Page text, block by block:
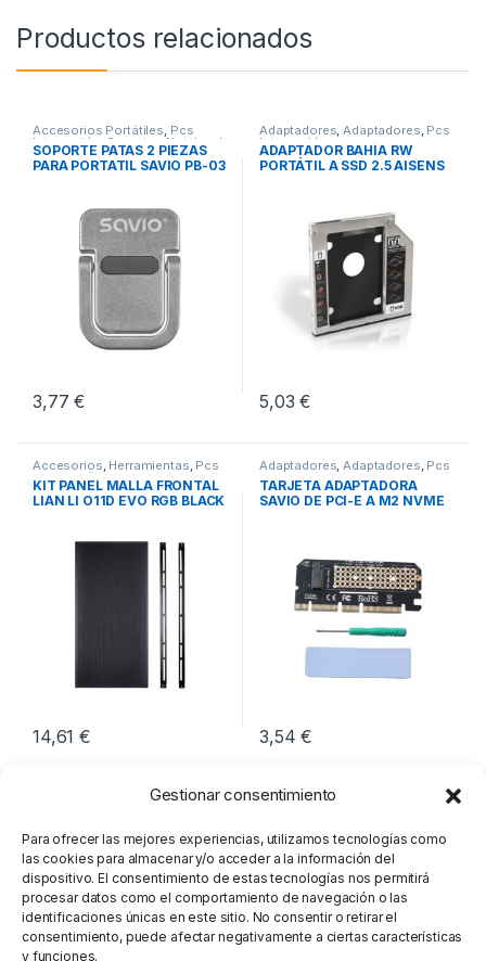
Gestionar consentimiento
Para ofrecer las mejores experiencias, utilizamos tecnologías como
las cookies para almacenar y/o acceder a la información del
dispositivo. El consentimiento de estas tecnologías nos permitirá
procesar datos como el comportamiento de navegación o las
identificaciones únicas en este sitio. No consentir o retirar el
consentimiento, puede afectar negativamente a ciertas características
y funciones.
Productos relacionados
Accesorios Portátiles, Pcs
Integración ,Soportes Notebook
SOPORTE PATAS 2 PIEZAS
PARA PORTATIL SAVIO PB-03
3,77€
Adaptadores,Adaptadores, Pcs
Integración
ADAPTADOR BAHÍA RW
PORTÁTIL A SSD 2.5 AISENS
5,03€
Accesorios, Herramientas, Pcs
Integración
KIT PANEL MALLA FRONTAL
LIAN LI O11D EVO RGB BLACK
14,61€
Adaptadores,Adaptadores, Pcs
Integración
TARJETA ADAPTADORA
SAVIO DE PCI-E A M2 NVME
3,54€